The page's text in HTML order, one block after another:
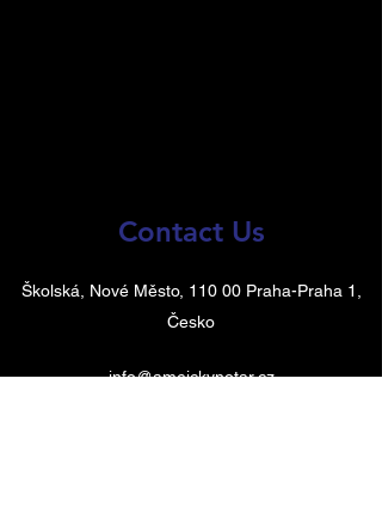
Contact Us
Školská, Nové Město, 110 00 Praha-Praha 1,
Česko
info@ameickynotar.cz